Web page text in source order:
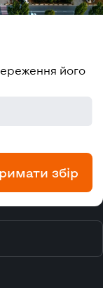
його
збір